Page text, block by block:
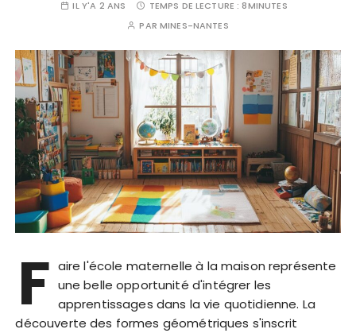
IL Y'A 2 ANS TEMPS DE LECTURE :8MINUTES
PAR MINES-NANTES
F aire l'école maternelle à la maison représente
une belle opportunité d'intégrer les
apprentissages dans la vie quotidienne. La
découverte des formes géométriques s'inscrit